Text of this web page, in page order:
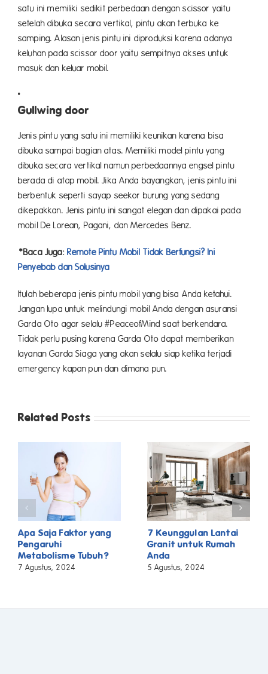
satu ini memiliki sedikit perbedaan dengan scissor yaitu
setelah dibuka secara vertikal, pintu akan terbuka ke
samping. Alasan jenis pintu ini diproduksi karena adanya
keluhan pada scissor door yaitu sempitnya akses untuk
masuk dan keluar mobil.
Gullwing door
Jenis pintu yang satu ini memiliki keunikan karena bisa
dibuka sampai bagian atas. Memiliki model pintu yang
dibuka secara vertikal namun perbedaannya engsel pintu
berada di atap mobil. Jika Anda bayangkan, jenis pintu ini
berbentuk seperti sayap seekor burung yang sedang
dikepakkan. Jenis pintu ini sangat elegan dan dipakai pada
mobil De Lorean, Pagani, dan Mercedes Benz.
*Baca Juga: Remote Pintu Mobil Tidak Berfungsi? Ini
Penyebab dan Solusinya
Itulah beberapa jenis pintu mobil yang bisa Anda ketahui.
Jangan lupa untuk melindungi mobil Anda dengan asuransi
Garda Oto agar selalu #PeaceofMind saat berkendara.
Tidak perlu pusing karena Garda Oto dapat memberikan
layanan Garda Siaga yang akan selalu siap ketika terjadi
emergency kapan pun dan dimana pun.
Related Posts
Apa Saja Faktor yang
Pengaruhi
Metabolisme Tubuh?
7 Agustus, 2024
7 Keunggulan Lantai
Granit untuk Rumah
Anda
5 Agustus, 2024